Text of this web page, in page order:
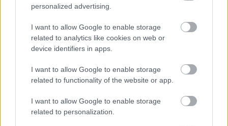
personalized advertising.
I want to allow Google to enable storage
related to analytics like cookies on web or
device identifiers in apps.
I want to allow Google to enable storage
related to functionality of the website or app.
I want to allow Google to enable storage
related to personalization.
"Csak engedjenek át a határon,
jövünk!"